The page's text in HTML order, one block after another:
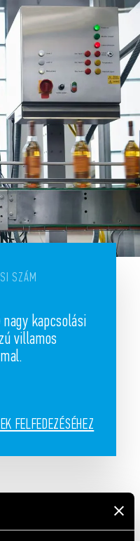
SZÁM
kapcsolási
villamos
FELFEDEZÉSÉHEZ